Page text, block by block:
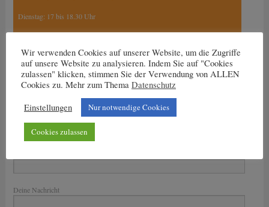
Dienstag: 17 bis 18.30 Uhr
15.30 Uhr bis 17 Uhr
17 Uhr bis 18.30 Uhr
Nachricht an den Trainer
Dein Name
Deine Nachricht
Wir verwenden Cookies auf unserer Website, um die Zugriffe
auf unsere Website zu analysieren. Indem Sie auf "Cookies
zulassen" klicken, stimmen Sie der Verwendung von ALLEN
Cookies zu. Mehr zum Thema Datenschutz
Einstellungen
Nur notwendige Cookies
Cookies zulassen